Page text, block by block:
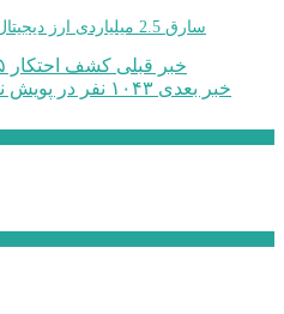
خبر قبلی کشف احتکار ۲۵ تن سیمان در پارس آباد مغان
خبر بعدی ۱۰۴۳ نفر در پویش نذر خون در اردبیل شرکت کردند